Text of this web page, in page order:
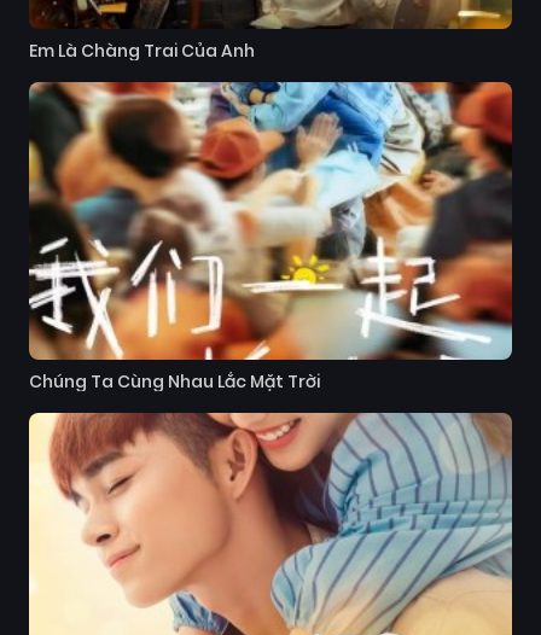
Em Là Chàng Trai Của Anh
Chúng Ta Cùng Nhau Lắc Mặt Trời